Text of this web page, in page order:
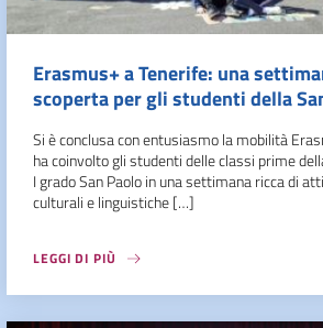
Erasmus+ a Tenerife: una
scoperta per gli studenti della
Si è conclusa con entusiasmo la mobilità
ha coinvolto gli studenti delle classi prime
I grado San Paolo in una settimana ricca di
culturali e linguistiche […]
LEGGI DI PIÙ